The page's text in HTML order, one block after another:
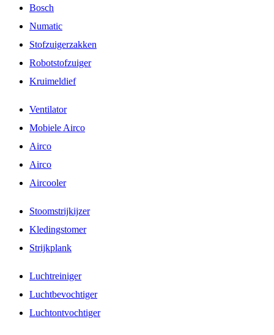
Bosch
Numatic
Stofzuigerzakken
Robotstofzuiger
Kruimeldief
Ventilator
Mobiele Airco
Airco
Airco
Aircooler
Stoomstrijkijzer
Kledingstomer
Strijkplank
Luchtreiniger
Luchtbevochtiger
Luchtontvochtiger